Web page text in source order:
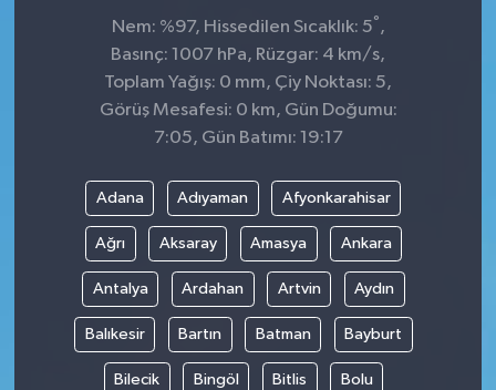
Nem: %97, Hissedilen Sıcaklık: 5° ,
Basınç: 1007 hPa, Rüzgar: 4 km/s,
Toplam Yağış: 0 mm, Çiy Noktası: 5,
Görüş Mesafesi: 0 km, Gün Doğumu:
7:05, Gün Batımı: 19:17
Adana Adıyaman Afyonkarahisar
Ağrı Aksaray Amasya Ankara
Antalya Ardahan Artvin Aydın
Balıkesir Bartın Batman Bayburt
Bilecik Bingöl Bitlis Bolu